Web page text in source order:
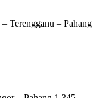
Terengganu – Pahang